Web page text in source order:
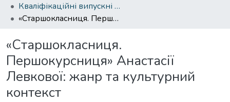
Кваліфікаційні випускні роботи бакалаврів. Філологічний факультет
«Старшокласниця. Першокурсниця» Анастасії Левкової: жанр та культурний контекст
«Старшокласниця.
Першокурсниця» Анастасії
Левкової: жанр та культурний
контекст